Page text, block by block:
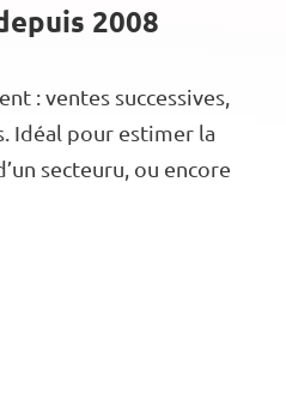
2008
: ventes successives,
Idéal pour estimer la
secteuru, ou encore